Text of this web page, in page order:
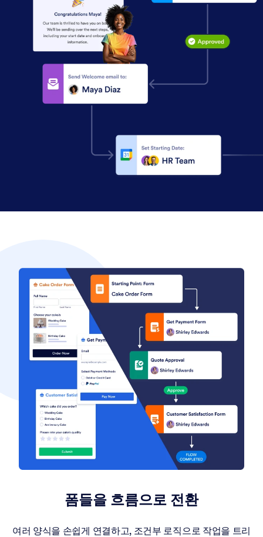
폼들을 흐름으로 전환
여러 양식을 손쉽게 연결하고, 조건부 로직으로 작업을 트리